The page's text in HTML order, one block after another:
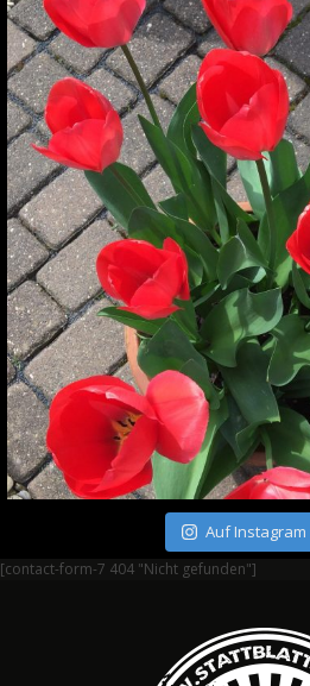
Auf
[contact-form-7 404 "Nicht gefunden"]